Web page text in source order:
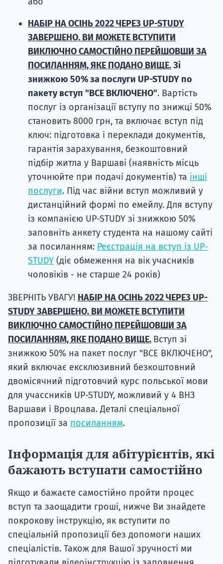
НАБІР НА ОСІНЬ 2022 ЧЕРЕЗ UP-STUDY
ЗАВЕРШЕНО. ВИ МОЖЕТЕ ВСТУПИТИ
ВИКЛЮЧНО САМОСТІЙНО ПЕРЕЙШОВШИ ЗА
ПОСИЛАННЯМ, ЯКЕ ПОДАНО ВИЩЕ.Зі
знижкою 50% за послуги UP-STUDY по
пакету вступ "ВСЕ ВКЛЮЧЕНО". Вартість
послуг із організації вступу по знижці 50%
становить 8000 грн, та включає вступ під
ключ: підготовка і переклади документів,
гарантія зарахування, безкоштовний
підбір житла у Варшаві (наявність місць
уточнюйте при подачі документів) та інші
послуги. Під час війни вступ можливий у
дистанційний формі по емейлу. Для вступу
із компанією UP-STUDY зі знижкою 50%
заповніть анкету студента на нашому сайті
за посиланням: Реєстрація на вступ із UP-
STUDY (діє обмеження на вік учасників
чоловіків - не старше 24 років)
ЗВЕРНІТЬ УВАГУ! НАБІР НА ОСІНЬ 2022 ЧЕРЕЗ UP-
STUDY ЗАВЕРШЕНО. ВИ МОЖЕТЕ ВСТУПИТИ
ВИКЛЮЧНО САМОСТІЙНО ПЕРЕЙШОВШИ ЗА
ПОСИЛАННЯМ, ЯКЕ ПОДАНО ВИЩЕ. Вступ зі
знижкою 50% на пакет послуг "ВСЕ ВКЛЮЧЕНО",
який включає ексклюзивний безкоштовний
двомісячний підготовчий курс польської мови
для учассників UP-STUDY, можливий у 4 ВНЗ
Варшави і Вроцлава. Деталі спеціальної
пропозиції за посиланням.
Інформація для абітурієнтів, які
бажають вступати самостійно
Якщо и бажаєте самостійно пройти процес
вступ та заощадити гроші, нижче Ви знайдете
покрокову інструкцію, як вступити по
спеціальній пропозиції без допомоги наших
спеціалістів. Також для Вашої зручності ми